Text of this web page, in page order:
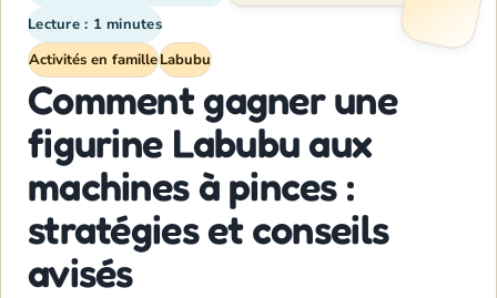
Lecture : 1 minutes
Activités en familleLabubu
Comment gagner une
figurine Labubu aux
machines à pinces :
stratégies et conseils
avisés